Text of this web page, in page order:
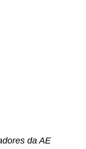
da AE